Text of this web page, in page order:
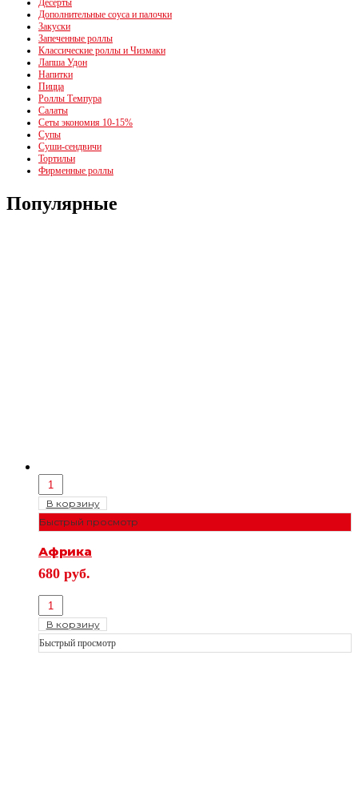
Десерты
Дополнительные соуса и палочки
Закуски
Запеченные роллы
Классические роллы и Чизмаки
Лапша Удон
Напитки
Пицца
Роллы Темпура
Салаты
Сеты экономия 10-15%
Супы
Суши-сендвичи
Тортильи
Фирменные роллы
Популярные
В корзину
Быстрый просмотр
Африка
680 руб.
В корзину
Быстрый просмотр